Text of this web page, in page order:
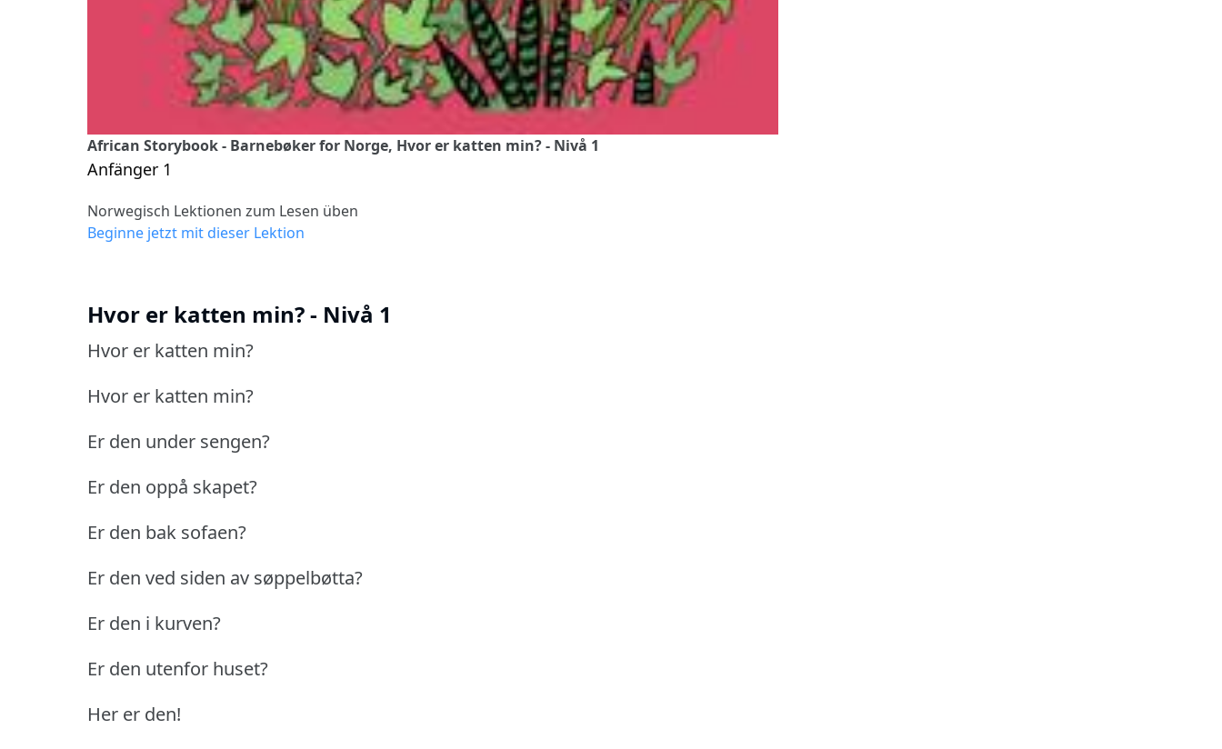
African Storybook - Barnebøker for Norge, Hvor er katten min? - Nivå 1
Anfänger 1
Norwegisch Lektionen zum Lesen üben
Beginne jetzt mit dieser Lektion
Hvor er katten min? - Nivå 1
Hvor er katten min?
Hvor er katten min?
Er den under sengen?
Er den oppå skapet?
Er den bak sofaen?
Er den ved siden av søppelbøtta?
Er den i kurven?
Er den utenfor huset?
Her er den!